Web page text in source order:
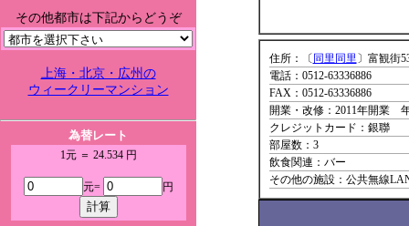
その他都市は下記からどうぞ
上海・北京・広州の
ウィークリーマンション
為替レート
1元 ＝ 24.534 円
元= 円
住所：〔 同里同里 〕富観街
電話：0512-63336886
FAX：0512-63336886
開業・改修：2011年開業
クレジットカード：銀聯
部屋数：3
飲食関連：バー
その他の施設：公共無線